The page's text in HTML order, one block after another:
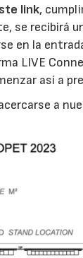
link,
se recibirá
en la
LIVE
así a
a